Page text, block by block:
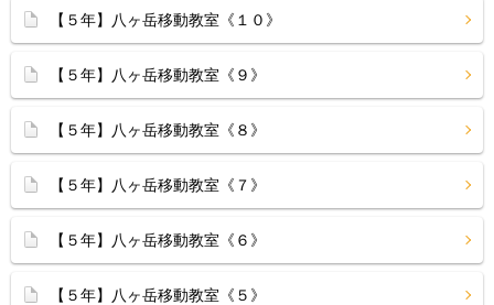
【５年】八ヶ岳移動教室《１０》
【５年】八ヶ岳移動教室《９》
【５年】八ヶ岳移動教室《８》
【５年】八ヶ岳移動教室《７》
【５年】八ヶ岳移動教室《６》
【５年】八ヶ岳移動教室《５》